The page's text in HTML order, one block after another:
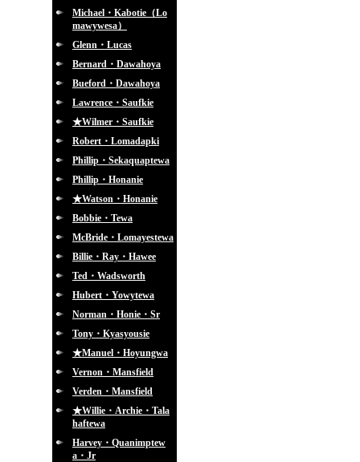
Michael・Kabotie（Lo
mawywesa）
Glenn・Lucas
Bernard・Dawahoya
Bueford・Dawahoya
Lawrence・Saufkie
★Wilmer・Saufkie
Robert・Lomadapki
Phillip・Sekaquaptewa
Phillip・Honanie
★Watson・Honanie
Bobbie・Tewa
McBride・Lomayestewa
Billie・Ray・Hawee
Ted・Wadsworth
Hubert・Yowytewa
Norman・Honie・Sr
Tony・Kyasyousie
★Manuel・Hoyungwa
Vernon・Mansfield
Verden・Mansfield
★Willie・Archie・Tala
haftewa
Harvey・Quanimptew
a・Jr